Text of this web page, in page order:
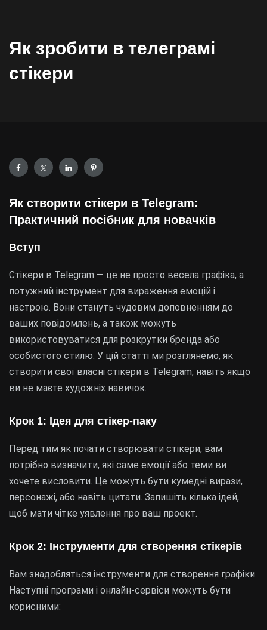
Як зробити в телеграмі
стікери
Як створити стікери в Telegram:
Практичний посібник для новачків
Вступ
Стікери в Telegram — це не просто весела графіка, а
потужний інструмент для вираження емоцій і
настрою. Вони стануть чудовим доповненням до
ваших повідомлень, а також можуть
використовуватися для розкрутки бренда або
особистого стилю. У цій статті ми розглянемо, як
створити свої власні стікери в Telegram, навіть якщо
ви не маєте художніх навичок.
Крок 1: Ідея для стікер-паку
Перед тим як почати створювати стікери, вам
потрібно визначити, які саме емоції або теми ви
хочете висловити. Це можуть бути кумедні вирази,
персонажі, або навіть цитати. Запишіть кілька ідей,
щоб мати чітке уявлення про ваш проект.
Крок 2: Інструменти для створення стікерів
Вам знадобляться інструменти для створення графіки.
Наступні програми і онлайн-сервіси можуть бути
корисними: